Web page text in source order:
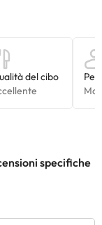
specifiche